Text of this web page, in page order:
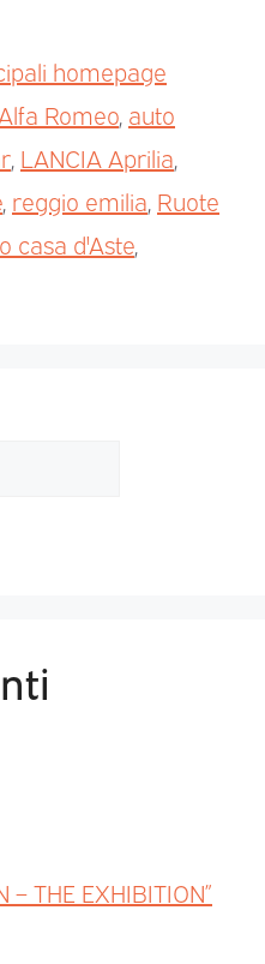
homepage
Alfa Romeo auto
LANCIA Aprilia
reggio emilia Ruote
casa d'Aste
– THE EXHIBITION”